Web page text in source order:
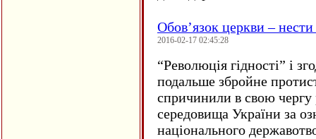
Обов’язок церкви –
2016-02-17 02:45:28
“Революція гідності” і
подальше збройне
спричинили в свою чергу
середовища України за
національного